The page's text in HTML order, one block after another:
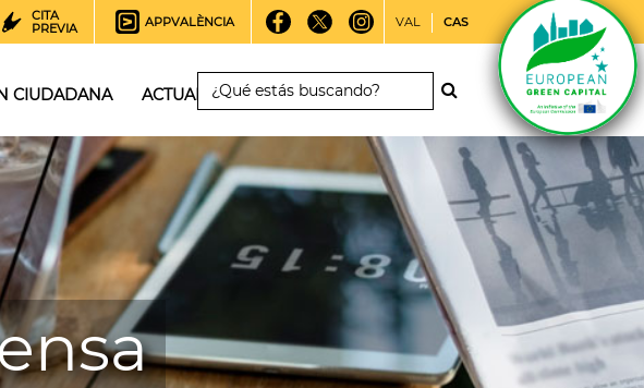
CITA
PREVIA
APPVALÈNCIA VAL CAS
CIUDADANA ACTUALIDAD